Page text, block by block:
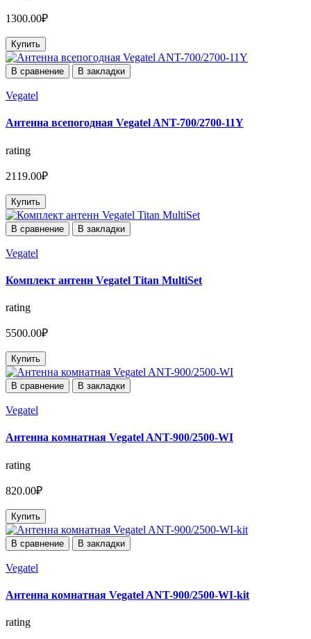
1300.00₽
Купить
В сравнение В закладки
Vegatel
Антенна всепогодная Vegatel ANT-700/2700-11Y
rating
2119.00₽
Купить
В сравнение В закладки
Vegatel
Комплект антенн Vegatel Titan MultiSet
rating
5500.00₽
Купить
В сравнение В закладки
Vegatel
Антенна комнатная Vegatel ANT-900/2500-WI
rating
820.00₽
Купить
В сравнение В закладки
Vegatel
Антенна комнатная Vegatel ANT-900/2500-WI-kit
rating